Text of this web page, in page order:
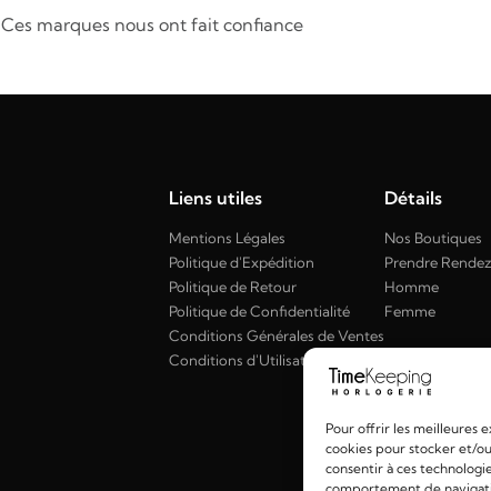
Pour offrir les meilleures
cookies pour stocker et/
consentir à ces
Ces marques nous ont fait confiance
Liens utiles
Mentions Légales
Politique d'Expédition
Politique de Retour
Politique de Confidentialité
Conditions Générales de Ventes
Conditions d'Utilisation
Détails
Nos Boutiques
Prendre
Homme
Femme